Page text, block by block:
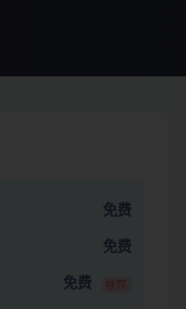
免费
免费
免费 推荐